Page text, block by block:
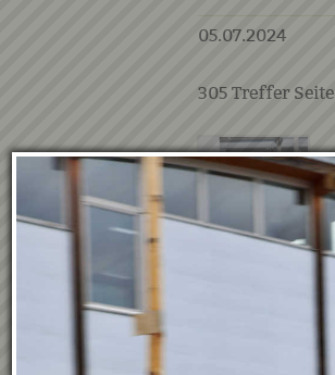
05.07.2024
305 Treffer Seite